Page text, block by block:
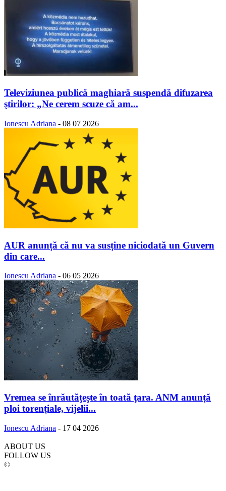
Televiziunea publică maghiară suspendă difuzarea
ştirilor: „Ne cerem scuze că am...
Ionescu Adriana - 08 07 2026
AUR anunță că nu va susține niciodată un Guvern
din care...
Ionescu Adriana - 06 05 2026
Vremea se înrăutăţeşte în toată ţara. ANM anunță
ploi torențiale, vijelii...
Ionescu Adriana - 17 04 2026
ABOUT US
FOLLOW US
©